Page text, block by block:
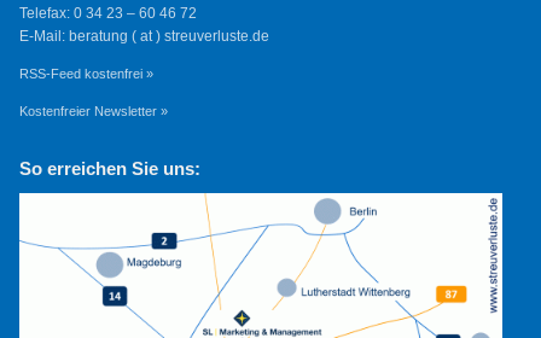
Telefax: 0 34 23 – 60 46 72
E-Mail: beratung ( at ) streuverluste.de
RSS-Feed kostenfrei »
Kostenfreier Newsletter »
So erreichen Sie uns: